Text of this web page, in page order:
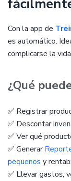
Con la app de
es automático.
complicarse la
¿Qué
✅ Registrar
✅ Descontar
✅ Ver qué
✅ Generar
pequeños y
✅ Llevar gastos,